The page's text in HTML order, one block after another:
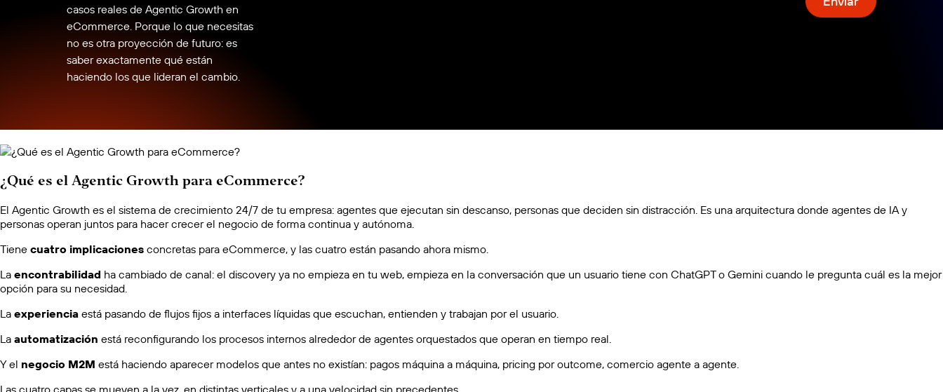
casos reales de Agentic Growth en
eCommerce. Porque lo que necesitas
no es otra proyección de futuro: es
saber exactamente qué están
haciendo los que lideran el cambio.
¿Qué es el Agentic Growth para eCommerce?
El Agentic Growth es el sistema de crecimiento 24/7 de tu empresa: agentes que ejecutan sin descanso, personas que deciden sin distracción. Es una arquitectura donde agentes de IA y
personas operan juntos para hacer crecer el negocio de forma continua y autónoma.
Tiene cuatro implicaciones concretas para eCommerce, y las cuatro están pasando ahora mismo.
La encontrabilidad ha cambiado de canal: el discovery ya no empieza en tu web, empieza en la conversación que un usuario tiene con ChatGPT o Gemini cuando le pregunta cuál es la mejor
opción para su necesidad.
La experiencia está pasando de flujos fijos a interfaces líquidas que escuchan, entienden y trabajan por el usuario.
La automatización está reconfigurando los procesos internos alrededor de agentes orquestados que operan en tiempo real.
Y el negocio M2M está haciendo aparecer modelos que antes no existían: pagos máquina a máquina, pricing por outcome, comercio agente a agente.
Las cuatro capas se mueven a la vez, en distintas verticales y a una velocidad sin precedentes.